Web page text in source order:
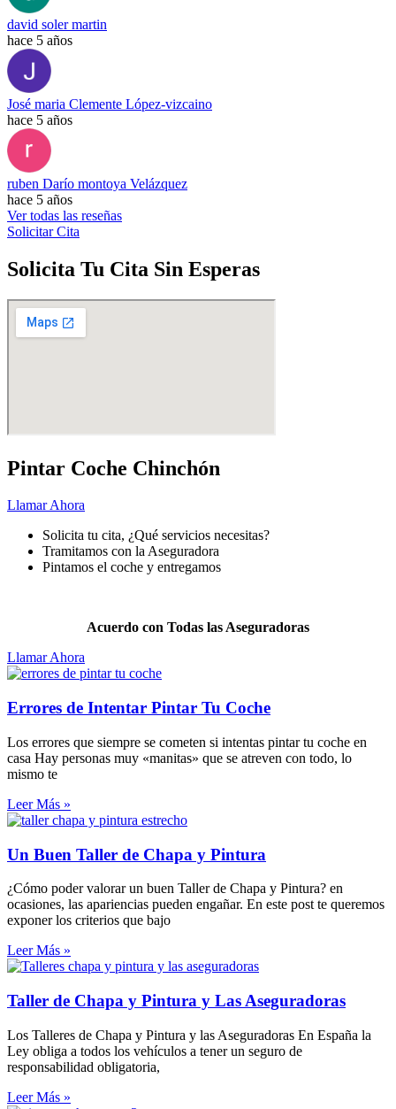
david soler martin
hace 5 años
José maria Clemente López-vizcaino
hace 5 años
ruben Darío montoya Velázquez
hace 5 años
Ver todas las reseñas
Solicitar Cita
Solicita Tu Cita Sin Esperas
Pintar Coche Chinchón
Llamar Ahora
Solicita tu cita, ¿Qué servicios necesitas?
Tramitamos con la Aseguradora
Pintamos el coche y entregamos
Acuerdo con Todas las Aseguradoras
Llamar Ahora
Errores de Intentar Pintar Tu Coche
Los errores que siempre se cometen si intentas pintar tu coche en
casa Hay personas muy «manitas» que se atreven con todo, lo
mismo te
Leer Más »
Un Buen Taller de Chapa y Pintura
¿Cómo poder valorar un buen Taller de Chapa y Pintura? en
ocasiones, las apariencias pueden engañar. En este post te queremos
exponer los criterios que bajo
Leer Más »
Taller de Chapa y Pintura y Las Aseguradoras
Los Talleres de Chapa y Pintura y las Aseguradoras En España la
Ley obliga a todos los vehículos a tener un seguro de
responsabilidad obligatoria,
Leer Más »